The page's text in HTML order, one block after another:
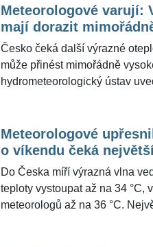
oblastech překročí 37 °C. V
meteorologů dostanou
zejména v dolním Polabí a
výjimečně ještě vyšší. Výhled
doplnili meteorologové z
model ICON ukazuje v
fronta.
Meteorologové varují:
mají dorazit
Česko čeká další výrazné
může přinést mimořádně
hydrometeorologický ústav
být v neděli, kdy
°C. Výhled pro ŽivotvČesku.cz
portálu Meteocentrum.cz,
připouštějí i hodnoty kolem 40
Meteorologové
o víkendu čeká
Do Česka míří výrazná vlna
teploty vystoupat až na 34 °C,
meteorologů až na 36 °C.